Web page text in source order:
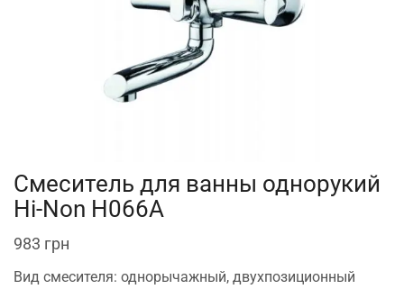
Смеситель для ванны однорукий
Hi-Non H066A
983 грн
Вид смесителя: однорычажный, двухпозиционный